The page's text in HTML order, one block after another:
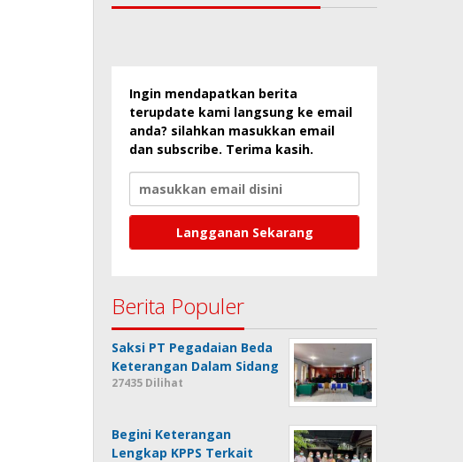
Ingin mendapatkan berita
terupdate kami langsung ke email
anda? silahkan masukkan email
dan subscribe. Terima kasih.
Berita Populer
Saksi PT Pegadaian Beda
Keterangan Dalam Sidang
27435 Dilihat
Begini Keterangan
Lengkap KPPS Terkait